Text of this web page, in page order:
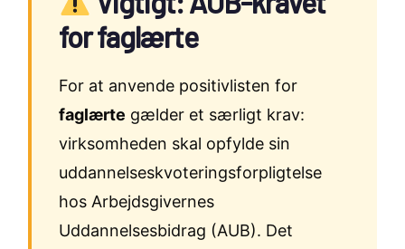
for faglærte
For at anvende positivlisten for
faglærte gælder et særligt krav:
virksomheden skal opfylde sin
uddannelseskvoteringsforpligtelse
hos Arbejdsgivernes
Uddannelsesbidrag (AUB). Det